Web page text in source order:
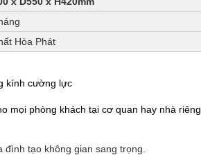
Hòa Phát
kính cường lực
mọi phòng khách tại cơ quan hay nhà riêng.
tạo không gian sang trọng.